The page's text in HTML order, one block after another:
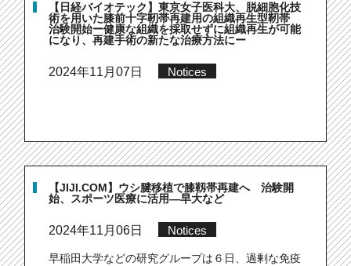
【日経バイオテック】東京女子医科大、脱細胞化技
術を用いた膝前十字靭帯再建用の組織再生型靭帯
治験開始ー健康な組織を採取せずに組織再生が可能
になり、再建手術の新たな治療方法にー
2024年11月07日 Notices
【JIJI.COM】ウシ腱移植で膝靱帯再建へ 治験開
始、スポーツ医療に活用―早大など
2024年11月06日 Notices
早稲田大学などの研究グループは６日、過剰な免疫